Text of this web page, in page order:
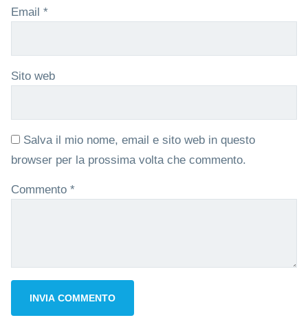
Email *
Sito web
Salva il mio nome, email e sito web in questo
browser per la prossima volta che commento.
Commento *